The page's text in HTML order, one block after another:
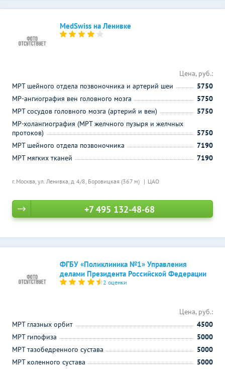
MedSwiss на Ленивке
г. Москва, ул. Ленивка, д. 4/8, Боровицкая (367 м) ЦАО
Цена, руб.:
МРТ шейного отдела позвоночника и артерий шеи
5750
МР-ангиография вен головного мозга
5750
МРТ сосудов головного мозга (артерий и вен)
5750
МР-холангиография (МРТ желчного пузыря и желчных
протоков)
5750
МРТ шейного отдела позвоночника
7190
МРТ мягких тканей
7190
+7 495 132-48-68
ФГБУ «Поликлиника №1» Управления
делами Президента Российской Федерации
2 оценки
Цена, руб.:
МРТ глазных орбит
4500
МРТ гипофиза
5000
МРТ тазобедренного сустава
5000
МРТ коленного сустава
5000